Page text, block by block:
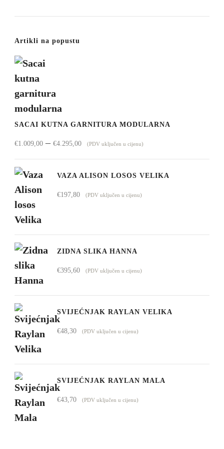
Artikli na popustu
SACAI KUTNA GARNITURA MODULARNA
€1.009,00 – €4.295,00Raspon
cijena:
od
(PDV uključen u cijenu)
VAZA ALISON LOSOS VELIKA
€197,80 (PDV uključen u cijenu)
ZIDNA SLIKA HANNA
€395,60 (PDV uključen u cijenu)
SVIJEĆNJAK RAYLAN VELIKA
€48,30 (PDV uključen u cijenu)
SVIJEĆNJAK RAYLAN MALA
€43,70 (PDV uključen u cijenu)